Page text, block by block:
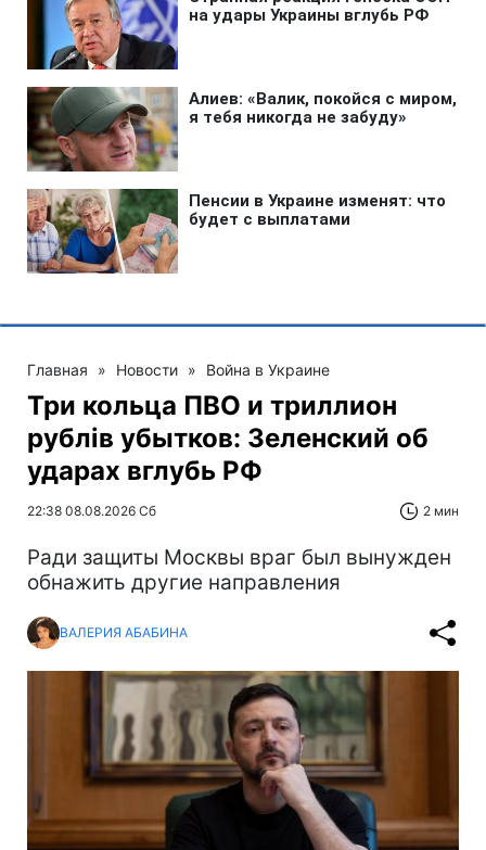
Главная » Новости » Война в Украине
Три кольца ПВО и триллион
рублів убытков: Зеленский об
ударах вглубь РФ
22:38 08.08.2026 Сб 2 мин
Ради защиты Москвы враг был вынужден
обнажить другие направления
ВАЛЕРИЯ АБАБИНА